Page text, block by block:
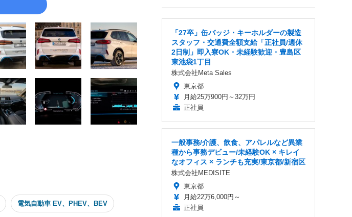
電気自動車 EV、PHEV、BEV
「27卒」缶バッジ・キーホルダーの製造
スタッフ・交通費全額支給「正社員/週休
2日制」即入寮OK・未経験歓迎・豊島区
東池袋1丁目
株式会社Meta Sales
東京都
月給25万900円～32万円
正社員
一般事務/介護、飲食、アパレルなど異業
種から事務デビュー/未経験OK × キレイ
なオフィス × ランチも充実/東京都/新宿区
株式会社MEDISITE
東京都
月給22万6,000円～
正社員